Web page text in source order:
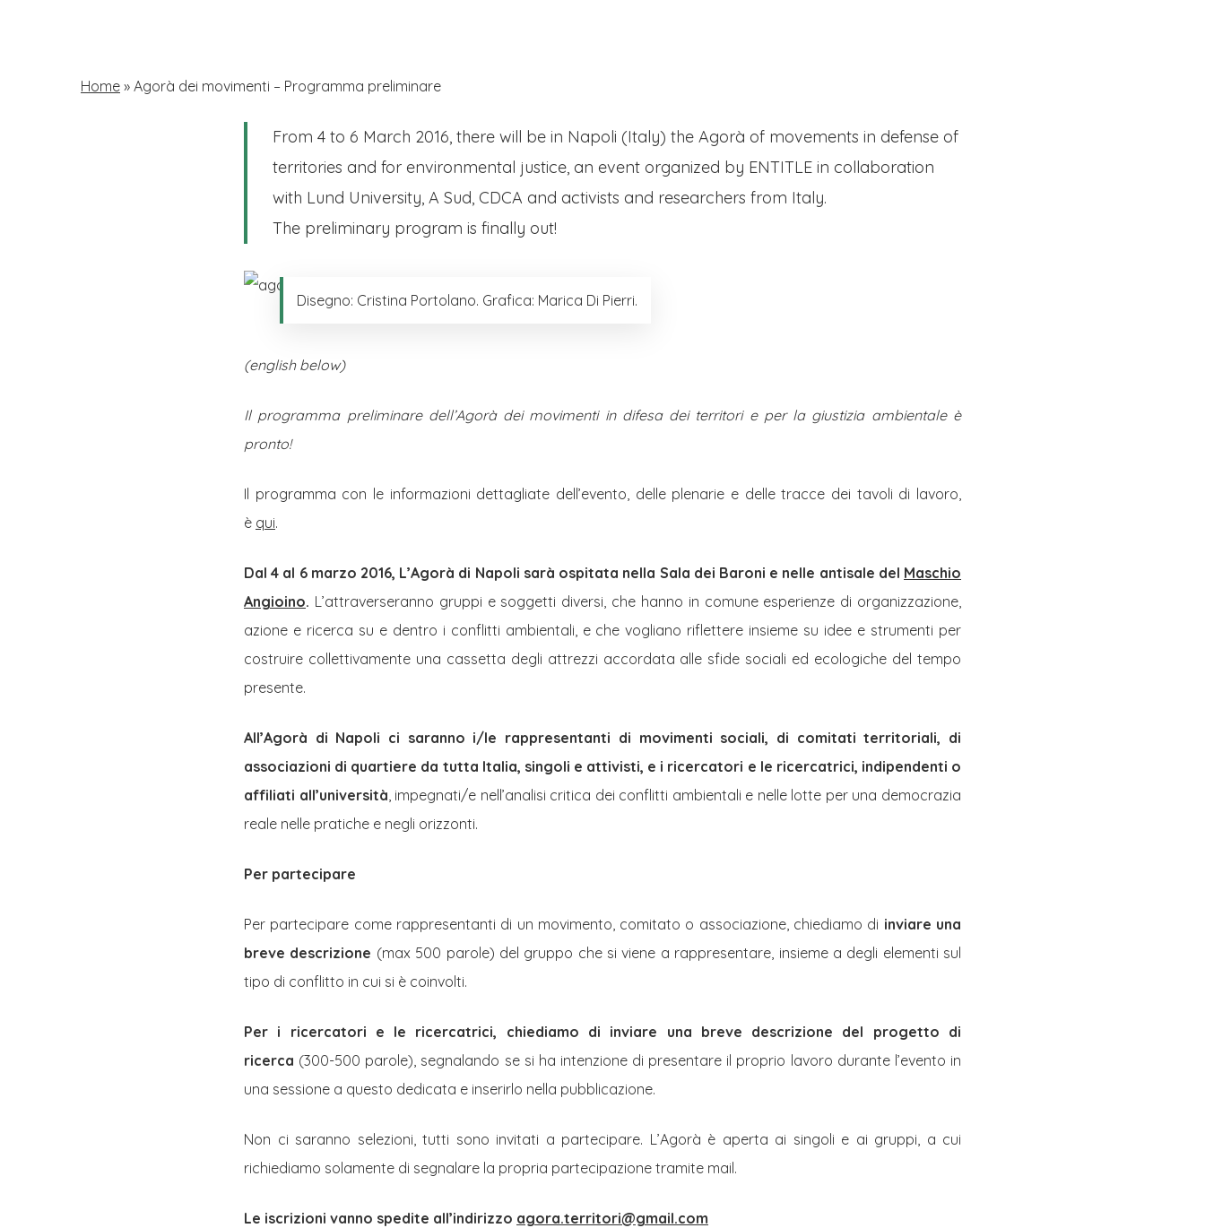
Home » Agorà dei movimenti – Programma preliminare
From 4 to 6 March 2016, there will be in Napoli (Italy) the Agorà of movements in defense of
territories and for environmental justice, an event organized by ENTITLE in collaboration
with Lund University, A Sud, CDCA and activists and researchers from Italy.
The preliminary program is finally out!
Disegno: Cristina Portolano. Grafica: Marica Di Pierri.
(english below)
Il programma preliminare dell’Agorà dei movimenti in difesa dei territori e per la giustizia ambientale è
pronto!
Il programma con le informazioni dettagliate dell’evento, delle plenarie e delle tracce dei tavoli di lavoro,
è qui.
Dal 4 al 6 marzo 2016, L’Agorà di Napoli sarà ospitata nella Sala dei Baroni e nelle antisale del Maschio
Angioino. L’attraverseranno gruppi e soggetti diversi, che hanno in comune esperienze di organizzazione,
azione e ricerca su e dentro i conflitti ambientali, e che vogliano riflettere insieme su idee e strumenti per
costruire collettivamente una cassetta degli attrezzi accordata alle sfide sociali ed ecologiche del tempo
presente.
All’Agorà di Napoli ci saranno i/le rappresentanti di movimenti sociali, di comitati territoriali, di
associazioni di quartiere da tutta Italia, singoli e attivisti, e i ricercatori e le ricercatrici, indipendenti o
affiliati all’università, impegnati/e nell’analisi critica dei conflitti ambientali e nelle lotte per una democrazia
reale nelle pratiche e negli orizzonti.
Per partecipare
Per partecipare come rappresentanti di un movimento, comitato o associazione, chiediamo di inviare una
breve descrizione (max 500 parole) del gruppo che si viene a rappresentare, insieme a degli elementi sul
tipo di conflitto in cui si è coinvolti.
Per i ricercatori e le ricercatrici, chiediamo di inviare una breve descrizione del progetto di
ricerca (300-500 parole), segnalando se si ha intenzione di presentare il proprio lavoro durante l’evento in
una sessione a questo dedicata e inserirlo nella pubblicazione.
Non ci saranno selezioni, tutti sono invitati a partecipare. L’Agorà è aperta ai singoli e ai gruppi, a cui
richiediamo solamente di segnalare la propria partecipazione tramite mail.
Le iscrizioni vanno spedite all’indirizzo agora.territori@gmail.com